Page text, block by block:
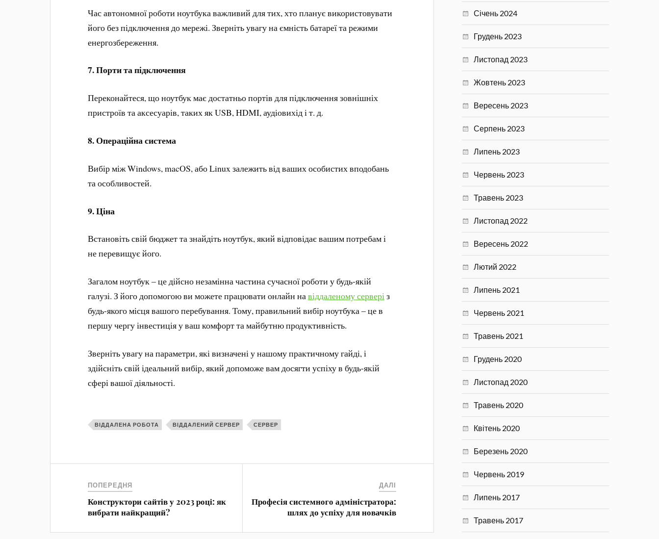
Час автономної роботи ноутбука важливий для тих, хто планує використовувати
його без підключення до мережі. Зверніть увагу на ємність батареї та режими
енергозбереження.
7.Порти та підключення
Переконайтеся, що ноутбук має достатньо портів для підключення зовнішніх
пристроїв та аксесуарів, таких як USB, HDMI, аудіовихід і т. д.
8.Операційна система
Вибір між Windows, macOS, або Linux залежить від ваших особистих вподобань
та особливостей.
9.Ціна
Встановіть свій бюджет та знайдіть ноутбук, який відповідає вашим потребам і
не перевищує його.
Загалом ноутбук – це дійсно незамінна частина сучасної роботи у будь-якій
галузі. З його допомогою ви можете працювати онлайн навіддаленому серверіз
будь-якого місця вашого перебування. Тому, правильний вибір ноутбука – це в
першу чергу інвестиція у ваш комфорт та майбутню продуктивність.
Зверніть увагу на параметри, які визначені у нашому практичному гайді, і
здійсніть свій ідеальний вибір, який допоможе вам досягти успіху в будь-якій
сфері вашої діяльності.
ВІДДАЛЕНА РОБОТА ВІДДАЛЕНИЙ СЕРВЕР СЕРВЕР
ПОПЕРЕДНЯ
Конструктори сайтів у 2023 році: як
вибрати найкращий?
ДАЛІ
Професія системного адміністратора:
шлях до успіху для новачків
Січень 2024
Грудень 2023
Листопад 2023
Жовтень 2023
Вересень 2023
Серпень 2023
Липень 2023
Червень 2023
Травень 2023
Листопад 2022
Вересень 2022
Лютий 2022
Липень 2021
Червень 2021
Травень 2021
Грудень 2020
Листопад 2020
Травень 2020
Квітень 2020
Березень 2020
Червень 2019
Липень 2017
Травень 2017